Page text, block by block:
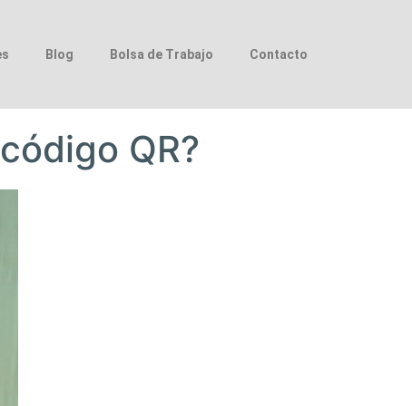
Blog Bolsa de Trabajo Contacto
QR?